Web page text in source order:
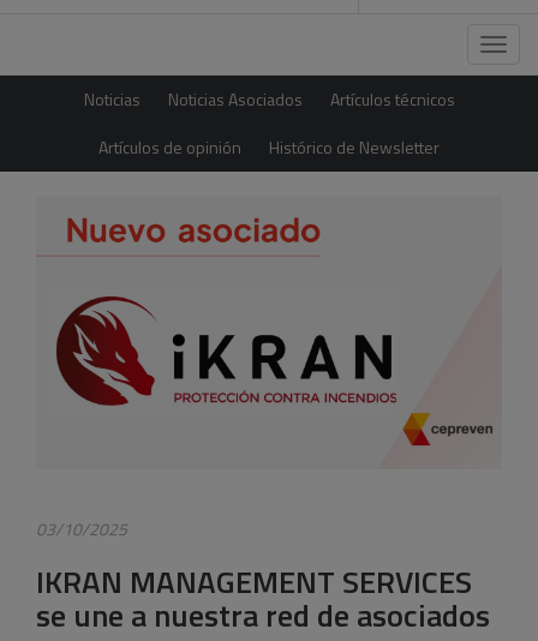
Menú
Noticias Noticias Asociados
Artículos técnicos
Artículos de opinión
Histórico de Newsletter
03/10/2025
IKRAN MANAGEMENT SERVICES
se une a nuestra red de asociados